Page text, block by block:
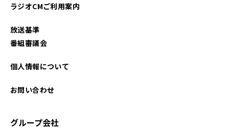
ラジオCMご利用案内
放送基準
番組審議会
個人情報について
お問い合わせ
グループ会社